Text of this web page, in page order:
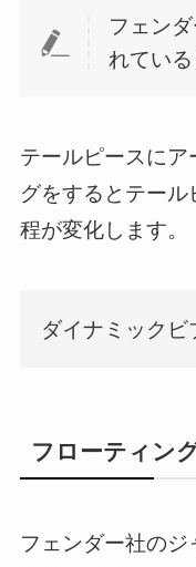
フロ
化して
ブリッ
この2点です
フェン
れてい
テールピースに
グをするとテー
程が変化します。
ダイナミックビ
フローティン
フェンダー社のジ